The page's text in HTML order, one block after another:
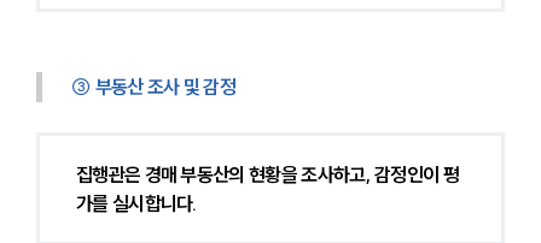
③ 부동산 조사 및 감정
집행관은 경매 부동산의 현황을 조사하고, 감정인이 평
가를 실시합니다.